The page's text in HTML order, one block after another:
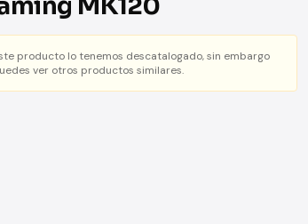
MK120
producto lo tenemos descatalogado, sin embargo
ver otros productos similares.